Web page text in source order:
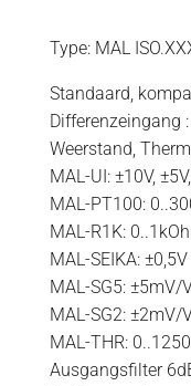
Type: MAL
Standaard,
Differenzeingang
Weerstand,
MAL-UI: ±10V,
MAL-PT100:
MAL-R1K:
MAL-SEIKA: ±0,5V
MAL-SG5: ±5mV/
MAL-SG2: ±2mV/
MAL-THR:
Ausgangsfilter